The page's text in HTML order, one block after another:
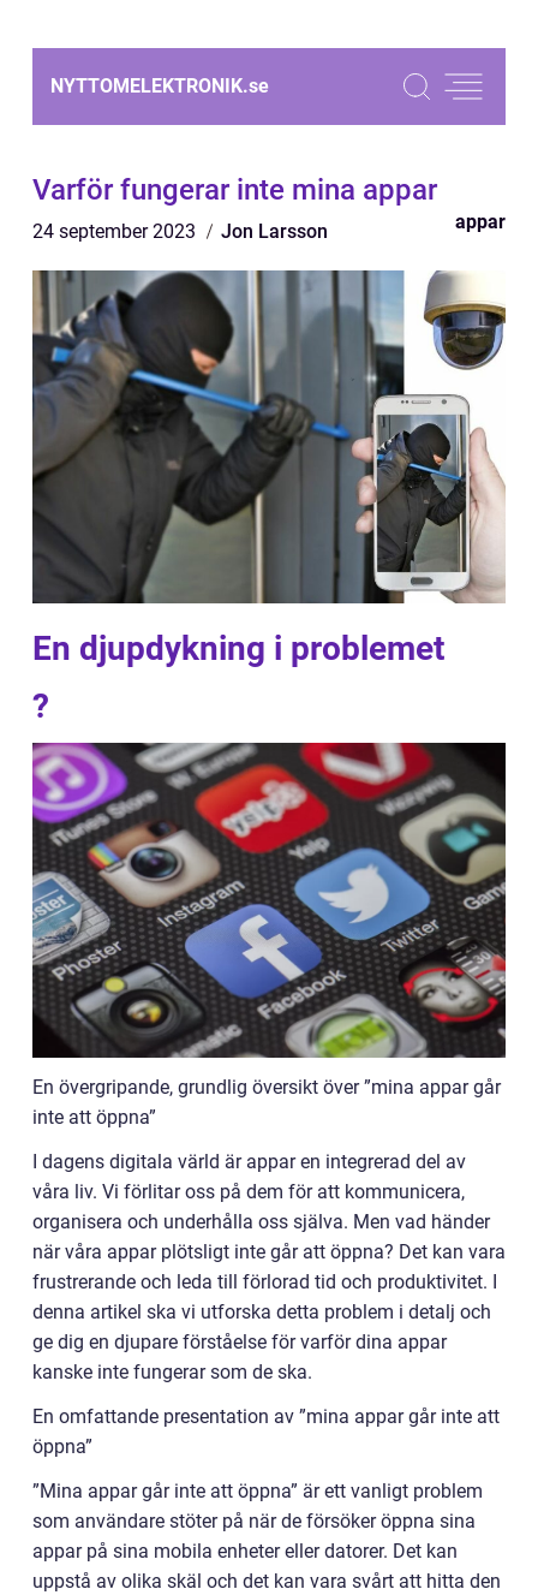
NYTTOMELEKTRONIK.se
Varför fungerar inte mina appar
24 september 2023 Jon Larsson appar
En djupdykning i problemet
?
En övergripande, grundlig översikt över ”mina appar går
inte att öppna”
I dagens digitala värld är appar en integrerad del av
våra liv. Vi förlitar oss på dem för att kommunicera,
organisera och underhålla oss själva. Men vad händer
när våra appar plötsligt inte går att öppna? Det kan vara
frustrerande och leda till förlorad tid och produktivitet. I
denna artikel ska vi utforska detta problem i detalj och
ge dig en djupare förståelse för varför dina appar
kanske inte fungerar som de ska.
En omfattande presentation av ”mina appar går inte att
öppna”
”Mina appar går inte att öppna” är ett vanligt problem
som användare stöter på när de försöker öppna sina
appar på sina mobila enheter eller datorer. Det kan
uppstå av olika skäl och det kan vara svårt att hitta den